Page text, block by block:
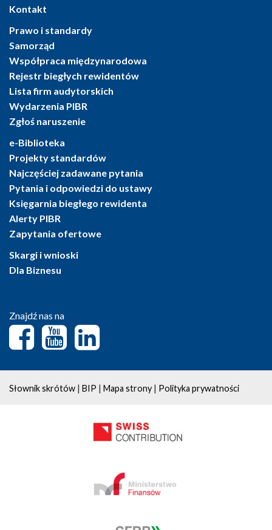
Kontakt
Prawo i standardy
Samorząd
Współpraca międzynarodowa
Rejestr biegłych rewidentów
Lista firm audytorskich
Wydarzenia PIBR
Zgłoś naruszenie
e-Biblioteka
Projekty standardów
Najczęściej zadawane pytania
Pytania i odpowiedzi do ustawy
Księgarnia biegłego rewidenta
Alerty PIBR
Zapytania ofertowe
Skargi i wnioski
Dla Biznesu
Znajdź nas na
Słownik skrótów | BIP | Mapa strony | Polityka prywatności